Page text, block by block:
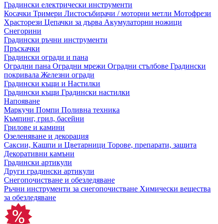
Градински електрически инструменти
Косачки Тримери Листосъбирачи / моторни метли Мотофрези
Храсторези Цепачки за дърва Акумулаторни ножици
Снегорини
Градински ръчни инструменти
Пръскачки
Градински огради и пана
Оградни пана Оградни мрежи Оградни стълбове Градински
покривала Железни огради
Градински къщи и Настилки
Градински къщи Градински настилки
Напояване
Маркучи Помпи Поливна техника
Къмпинг, грил, басейни
Грилове и камини
Озеленяване и декорация
Саксии, Кашпи и Цветарници Торове, препарати, защита
Декоративни камъни
Градински артикули
Други градински артикули
Снегопочистване и обезледяване
Ръчни инструменти за снегопочистване Химически вещества
за обезледяване